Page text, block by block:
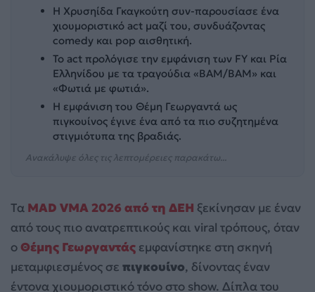
Η Χρυσηίδα Γκαγκούτη συν-παρουσίασε ένα
χιουμοριστικό act μαζί του, συνδυάζοντας
comedy και pop αισθητική.
Το act προλόγισε την εμφάνιση των FY και Ρία
Ελληνίδου με τα τραγούδια «BAM/BAM» και
«Φωτιά με φωτιά».
Η εμφάνιση του Θέμη Γεωργαντά ως
πιγκουίνος έγινε ένα από τα πιο συζητημένα
στιγμιότυπα της βραδιάς.
Ανακάλυψε όλες τις λεπτομέρειες παρακάτω...
Τα MAD VMA 2026 από τη ΔΕΗ ξεκίνησαν με έναν
από τους πιο ανατρεπτικούς και viral τρόπους, όταν
ο Θέμης Γεωργαντάς εμφανίστηκε στη σκηνή
μεταμφιεσμένος σε πιγκουίνο, δίνοντας έναν
έντονα χιουμοριστικό τόνο στο show. Δίπλα του